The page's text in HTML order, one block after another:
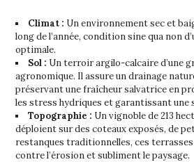
Climat : Un environnement sec et
long de l’année, condition sine qua non
optimale.
Sol : Un terroir argilo-calcaire d’une
agronomique. Il assure un drainage
préservant une fraîcheur salvatrice en
les stress hydriques et garantissant une
Topographie : Un vignoble de 213
déploient sur des coteaux exposés, de
restanques traditionnelles, ces
contre l’érosion et subliment le paysage.